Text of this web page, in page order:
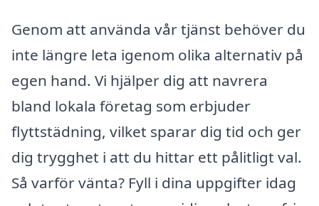
Genom att använda vår tjänst behöver du
inte längre leta igenom olika alternativ på
egen hand. Vi hjälper dig att navrera
bland lokala företag som erbjuder
flyttstädning, vilket sparar dig tid och ger
dig trygghet i att du hittar ett pålitligt val.
Så varför vänta? Fyll i dina uppgifter idag